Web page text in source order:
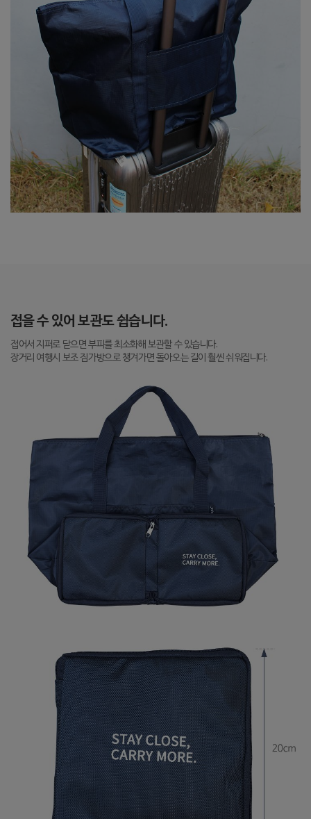
접을 수 있어 보관도 쉽습니다.
접어서 지퍼로 닫으면 부피를 최소화해 보관할 수 있습니다.
장거리 여행시 보조 짐가방으로 챙겨가면 돌아오는 길이 훨씬 쉬워집니다.